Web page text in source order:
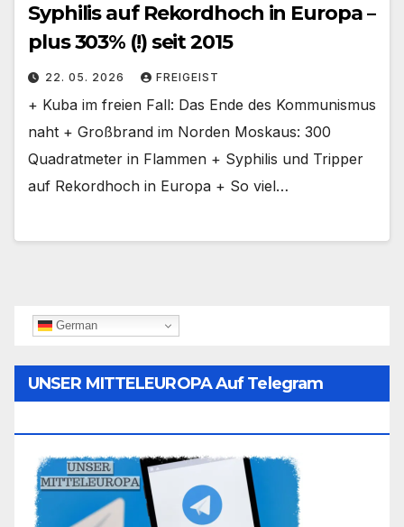
Syphilis auf Rekordhoch in Europa –
plus 303% (!) seit 2015
22. 05. 2026 FREIGEIST
+ Kuba im freien Fall: Das Ende des Kommunismus
naht + Großbrand im Norden Moskaus: 300
Quadratmeter in Flammen + Syphilis und Tripper
auf Rekordhoch in Europa + So viel…
German
UNSER MITTELEUROPA Auf Telegram